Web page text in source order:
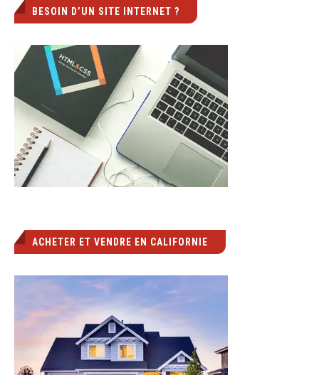
BESOIN D’UN SITE INTERNET ?
ACHETER ET VENDRE EN CALIFORNIE